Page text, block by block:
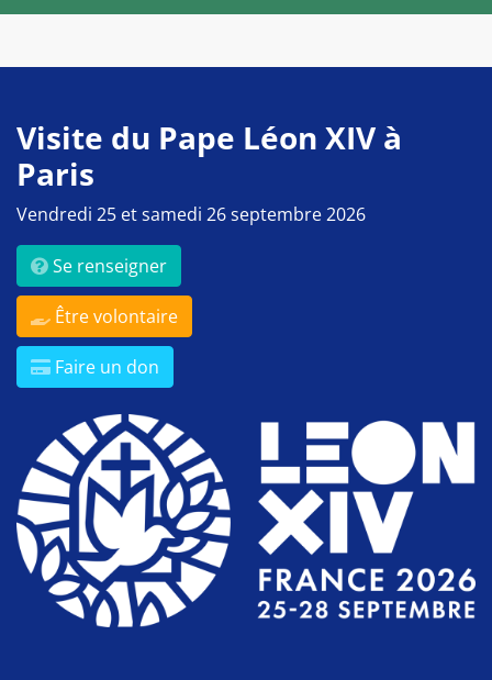
Visite du Pape Léon XIV à
Paris
Vendredi 25 et samedi 26 septembre 2026
Se renseigner
Être volontaire
Faire un don